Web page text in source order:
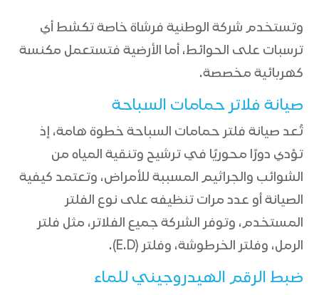
وتستخدم شركة الوطنية فرشاة خاصة تكشط أي
ترسبات على الحوائط، أما الأرضية فتستعمل مكنسة
كهربائية مخصصة.
صيانة فلاتر حمامات السباحة
تُعد صيانة فلتر حمامات السباحة خطوة هامة، إذ
تؤدي دورًا محوريًا في ترشيح وتنقية المياه من
الشوائب والجراثيم المسببة للأمراض، وتعتمد كيفية
الصيانة أو عدد مرات تنظيفه على نوع الفلتر
المستخدم، وتوفر الشركة جميع الفلاتر، مثل فلتر
الرمل، وفلتر الخرطوشة، وفلتر (E.D).
ضبط الرقم الهيدروجيني للماء